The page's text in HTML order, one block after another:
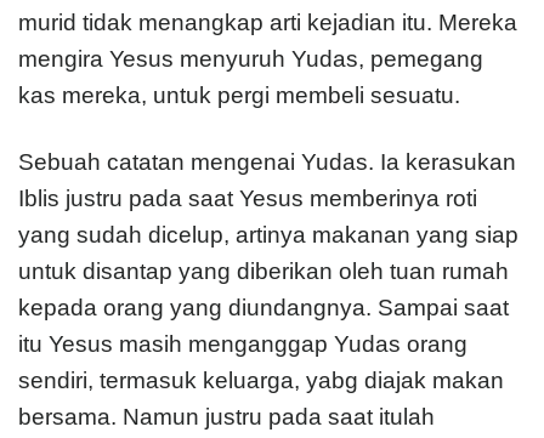
murid tidak menangkap arti kejadian itu. Mereka
mengira Yesus menyuruh Yudas, pemegang
kas mereka, untuk pergi membeli sesuatu.
Sebuah catatan mengenai Yudas. Ia kerasukan
Iblis justru pada saat Yesus memberinya roti
yang sudah dicelup, artinya makanan yang siap
untuk disantap yang diberikan oleh tuan rumah
kepada orang yang diundangnya. Sampai saat
itu Yesus masih menganggap Yudas orang
sendiri, termasuk keluarga, yabg diajak makan
bersama. Namun justru pada saat itulah